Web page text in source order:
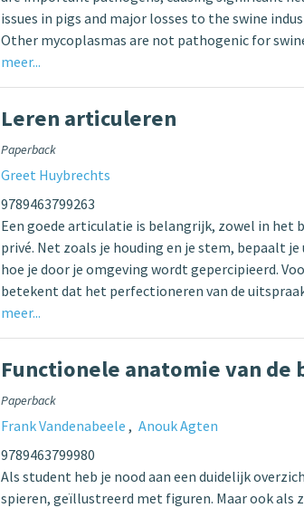
issues in pigs and major losses to the swine
Other mycoplasmas are not pathogenic for
meer...
Leren articuleren
Paperback
Greet Huybrechts
9789463799263
Een goede articulatie is belangrijk, zowel in het
privé. Net zoals je houding en je stem, bepaalt
hoe je door je omgeving wordt gepercipieerd.
betekent dat het perfectioneren van de
meer...
Functionele anatomie van de
Paperback
Frank Vandenabeele
Anouk Agten
9789463799980
Als student heb je nood aan een duidelijk
spieren, geïllustreerd met figuren. Maar ook als